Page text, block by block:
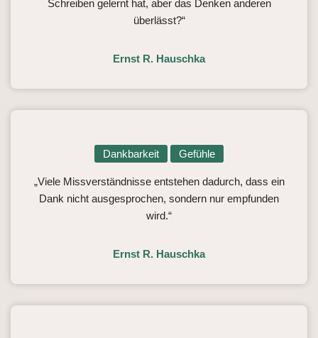
Schreiben gelernt hat, aber das Denken anderen
überlässt?“
Ernst R. Hauschka
Dankbarkeit Gefühle
„Viele Missverständnisse entstehen dadurch, dass ein
Dank nicht ausgesprochen, sondern nur empfunden
wird.“
Ernst R. Hauschka